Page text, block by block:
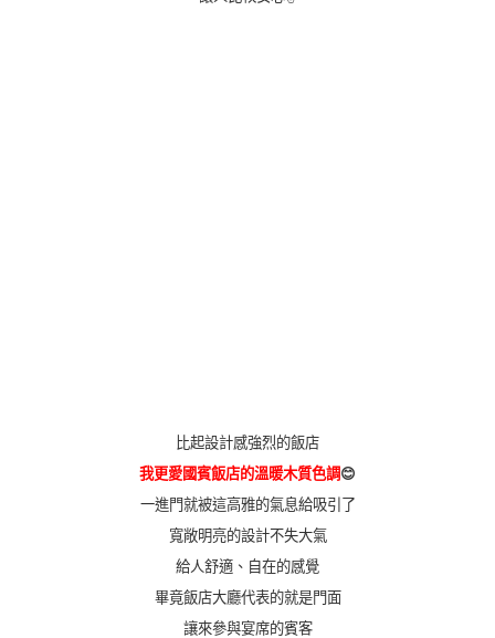
比起設計感強烈的飯店
我更愛國賓飯店的溫暖木質色調😊
一進門就被這高雅的氣息給吸引了
寬敞明亮的設計不失大氣
給人舒適、自在的感覺
畢竟飯店大廳代表的就是門面
讓來參與宴席的賓客